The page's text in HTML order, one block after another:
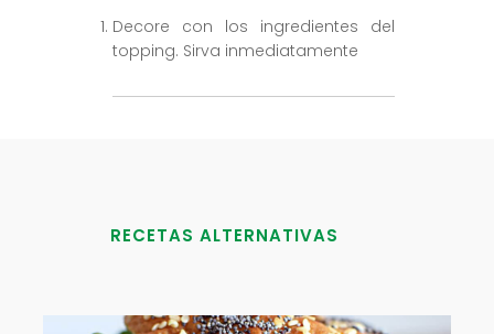
Decore con los ingredientes del
topping. Sirva inmediatamente
RECETAS ALTERNATIVAS